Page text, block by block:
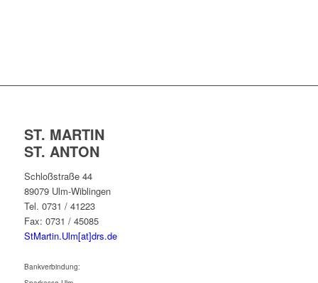
ST. MARTIN
ST. ANTON
Schloßstraße 44
89079 Ulm-Wiblingen
Tel. 0731 / 41223
Fax: 0731 / 45085
StMartin.Ulm[at]drs.de
Bankverbindung: